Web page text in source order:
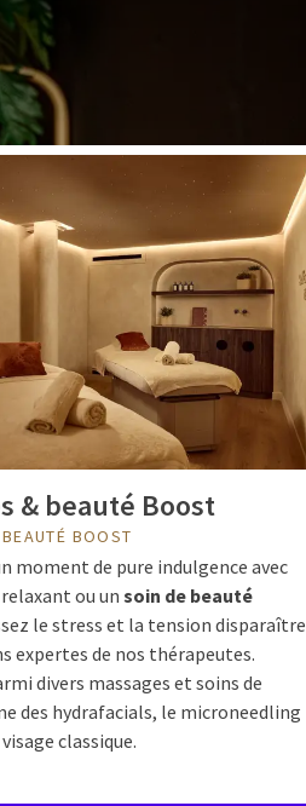
aussi
& beauté Boost
BOOST
moment de pure indulgence avec
relaxant ou un soin de beauté
le stress et la tension disparaître
expertes de nos thérapeutes.
divers massages et soins de
des hydrafacials, le microneedling
classique.